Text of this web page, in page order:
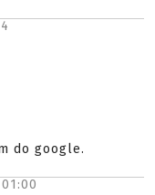
do google.
01:00